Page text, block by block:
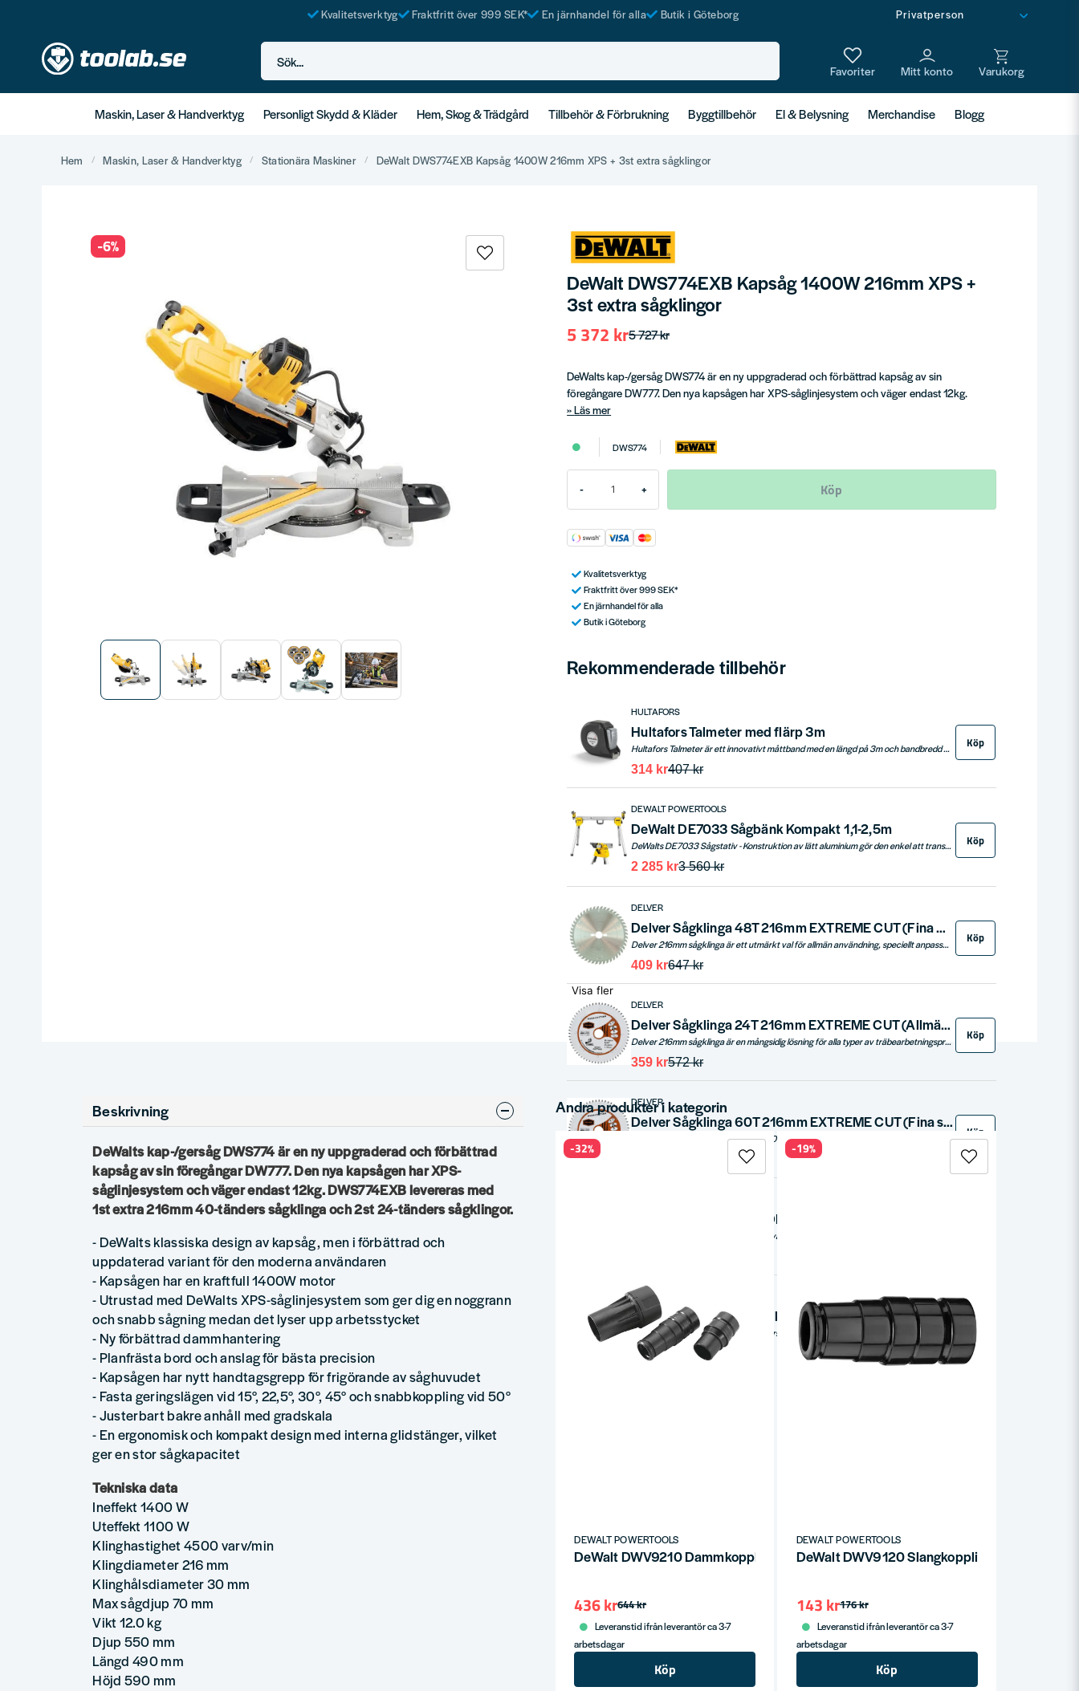
Kvalitetsverktyg Fraktfritt över 999 SEK* En järnhandel för alla Butik i Göteborg
Sök...
Maskin, Laser & Handverktyg Personligt Skydd & Kläder Hem, Skog & Trädgård Tillbehör & Förbrukning Byggtillbehör El & Belysning Merchandise Blogg
Hem Maskin, Laser & Handverktyg Stationära Maskiner DeWalt DWS774EXB Kapsåg 1400W 216mm XPS + 3st extra sågklingor
-6%
DeWalt DWS774EXB Kapsåg 1400W 216mm XPS +
3st extra sågklingor
5 727 kr
5 372 kr
DeWalts kap-/gersåg DWS774 är en ny uppgraderad och förbättrad kapsåg av sin
föregångare DW777. Den nya kapsågen har XPS-såglinjesystem och väger endast 12kg.
Läs mer
DWS774
- + Köp
Kvalitetsverktyg
Fraktfritt över 999 SEK*
En järnhandel för alla
Butik i Göteborg
Rekommenderade tillbehör
HULTAFORS
Hultafors Talmeter med flärp 3m
Hultafors Talmeter är ett innovativt måttband med en längd på 3m och bandbredd på 16 mm, utrustat med en gradering i millimeter för precision. Dess kapsel i ABS-plast och vitt stryktåligt stålband kombinerar hållbarhet med funktionell design, inklusive märk- och mäteggar för både utvändiga och invändiga mätningar.
407 kr
314 kr
Köp
DEWALT POWERTOOLS
DeWalt DE7033 Sågbänk Kompakt 1,1-2,5m
DeWalts DE7033 Sågstativ - Konstruktion av lätt aluminium gör den enkel att transportera
3 560 kr
2 285 kr
Köp
DELVER
Delver Sågklinga 48T 216mm EXTREME CUT (Fina Snitt)
Delver 216mm sågklinga är ett utmärkt val för allmän användning, speciellt anpassad för fina snitt i olika trämaterial, inklusive lister. Med en klingdiameter på 216 mm och hålstorlek på 30 mm, kombinerar den mångsidighet och precision. Klingan har antivibrationsspår som minskar bladavvikelser och klingvibrationer. Dess extra stora hårdmetalltänder förlänger livslängden, och den kraftiga stommen säkerställer överlägsna snitt. Perfekt för exakta och rena snitt i alla dina träbearbetningsprojekt.
647 kr
409 kr
Köp
DELVER
Delver Sågklinga 24T 216mm EXTREME CUT (Allmän användning)
Delver 216mm sågklinga är en mångsidig lösning för alla typer av träbearbetningsprojekt. Denna klinga är idealisk för att arbeta med olika trämaterial och är designad för att ge rena och precisa snitt. Med sin klingdiameter på 216 mm och en 30 mm hålstorlek, passar den i många sågar. Antivibrationsspår reducerar avvikelser och minskar klingvibrationer, medan extra stora hårdmetalltänder säkerställer en lång livslängd. Den kraftiga stommen bidrar till ännu bättre snittkvalitet.
572 kr
359 kr
Köp
DELVER
Delver Sågklinga 60T 216mm EXTREME CUT (Fina snitt i trä/plast/aluminium)
Delver 216mm cirkelsågklinga med 60 hårdmetalltänder erbjuder precision och hållbarhet för fina snitt i trä. Designad med antivibrationsspår för stabilitet och extra stora tänder för lång livslängd, denna högkvalitativa sågklinga kombinerar prestanda med värde. Idealisk för professionell kapning med kapsågar, har den en klingdiameter på 216mm och hålstorlek på 30mm. Köp
Hultafors Stiftpenna HDM
ZEKLER
Zekler Sonic 550 Hörselkåpa med hjässbygel
Zekler Sonic 550 är ett avancerat hörselskydd med trådlös Bluetooth-anslutning och högkvalitativt ljud. Utrustad med en bullerreducerande bommikrofon möjliggör den tydliga telefonsamtal även i bullriga miljöer. Den nivåberoende medhörningsteknologin förstärker svaga ljud samtidigt som den skyddar mot höga impulsljud. Med SPT (Sound Protection Technology) begränsas ljudet i högtalarna till max 82 dB för säker användning. Inbyggt litiumjonbatteri ger upp till 55 timmars driftstid och 100 timmar standby. Automatiskt avstängning efter 4 timmars inaktivitet sparar batteri. Perfekt för arbetsplatser med höga ljudnivåer.
2 946 kr
1 994 kr
Köp
Visa fler
Beskrivning
DeWalts kap-/gersåg DWS774 är en ny uppgraderad och förbättrad
kapsåg av sin föregångar DW777. Den nya kapsågen har XPS-
såglinjesystem och väger endast 12kg. DWS774EXB levereras med
1st extra 216mm 40-tänders sågklinga och 2st 24-tänders sågklingor.
- DeWalts klassiska design av kapsåg, men i förbättrad och
uppdaterad variant för den moderna användaren
- Kapsågen har en kraftfull 1400W motor
- Utrustad med DeWalts XPS-såglinjesystem som ger dig en noggrann
och snabb sågning medan det lyser upp arbetsstycket
- Ny förbättrad dammhantering
- Planfrästa bord och anslag för bästa precision
- Kapsågen har nytt handtagsgrepp för frigörande av såghuvudet
- Fasta geringslägen vid 15°, 22,5°, 30°, 45° och snabbkoppling vid 50°
- Justerbart bakre anhåll med gradskala
- En ergonomisk och kompakt design med interna glidstänger, vilket
ger en stor sågkapacitet
Tekniska data
Ineffekt 1400 W
Uteffekt 1100 W
Klinghastighet 4500 varv/min
Klingdiameter 216 mm
Klinghålsdiameter 30 mm
Max sågdjup 70 mm
Vikt 12.0 kg
Djup 550 mm
Längd 490 mm
Höjd 590 mm
Andra produkter i kategorin
DEWALT POWERTOOLS
DeWalt DWV9210 Dammkopplingssystem AIRLOCK (Bygg)
644 kr
436 kr
Leveranstid ifrån leverantör ca 3-7
arbetsdagar
Köp
-32%
DEWALT POWERTOOLS
DeWalt DWV9120 Slangkoppling (Air-Lock)
176 kr
143 kr
Leveranstid ifrån leverantör ca 3-7
arbetsdagar
Köp
-19%